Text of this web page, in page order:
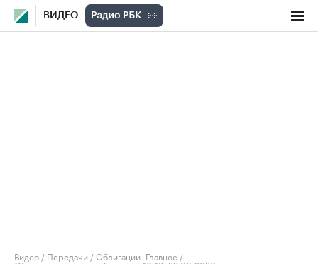
ВИДЕО
Видео / Передачи /Облигации. Главное /